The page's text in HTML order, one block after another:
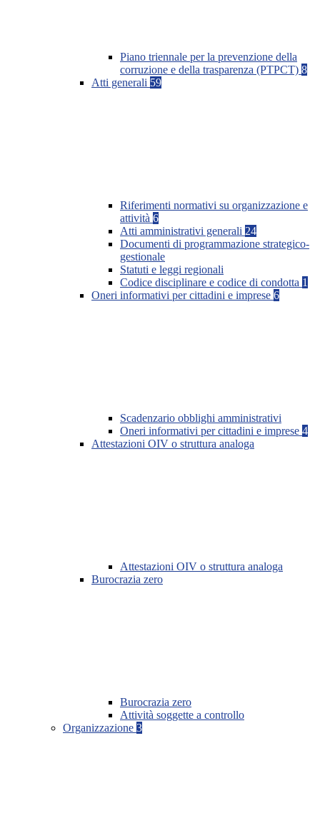
Piano triennale per la prevenzione della
corruzione e della trasparenza (PTPCT) 8
Atti generali 59
Riferimenti normativi su organizzazione e
attività 6
Atti amministrativi generali 24
Documenti di programmazione strategico-
gestionale
Statuti e leggi regionali
Codice disciplinare e codice di condotta 1
Oneri informativi per cittadini e imprese 6
Scadenzario obblighi amministrativi
Oneri informativi per cittadini e imprese 4
Attestazioni OIV o struttura analoga
Attestazioni OIV o struttura analoga
Burocrazia zero
Burocrazia zero
Attività soggette a controllo
Organizzazione 3